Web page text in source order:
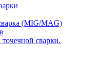
(MIG/MAG)
сварки.